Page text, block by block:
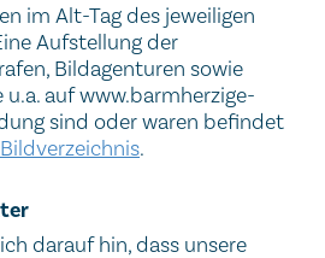
im Alt-Tag des jeweiligen
Aufstellung der
Bildagenturen sowie
auf www.barmherzige-
sind oder waren befindet
.
darauf hin, dass unsere